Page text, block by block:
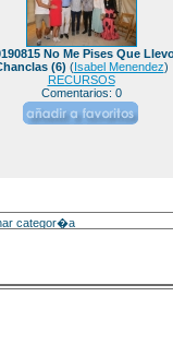
No Me Pises Que
(6) (Isabel Menendez)
RECURSOS
Comentarios: 0